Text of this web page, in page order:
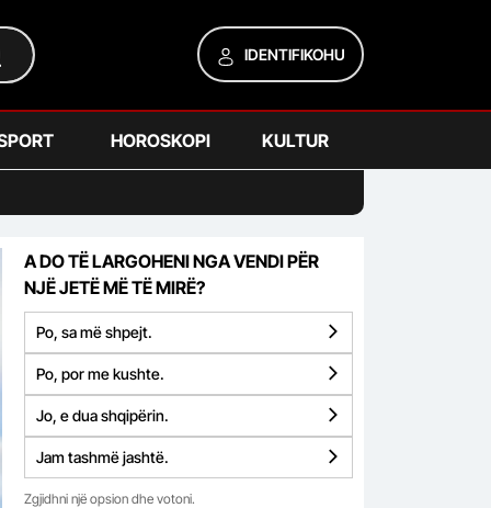
IDENTIFIKOHU
HOROSKOPI KULTUR
A DO TË LARGOHENI NGA VENDI PËR
NJË JETË MË TË MIRË?
Po, sa më shpejt.
Po, por me kushte.
Jo, e dua shqipërin.
Jam tashmë jashtë.
Zgjidhni një opsion dhe votoni.